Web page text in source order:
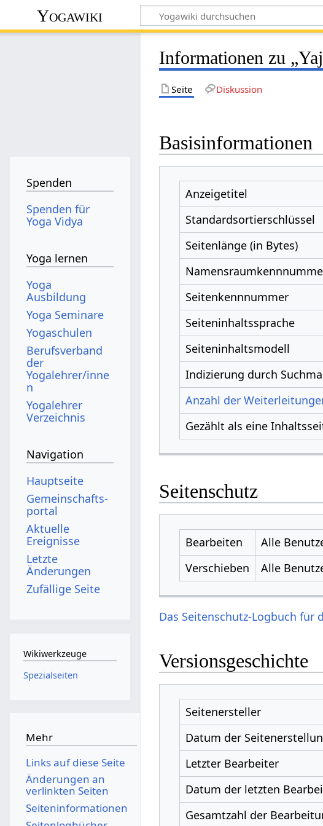
Yogawiki
Informationen zu
Seite Diskussion
Basisinformationen
Anzeigetitel
Standardsortierschlüssel
Seitenlänge (in Bytes)
Seitenkennnummer
Seiteninhaltssprache
Seiteninhaltsmodell
Indizierung durch
Anzahl der
Gezählt als eine
Seitenschutz
Bearbeiten
Alle
Verschieben
Alle
Das Seitenschutz-Logbuch für
Versionsgeschichte
Seitenersteller
Datum der
Letzter Bearbeiter
Datum der letzten
Gesamtzahl der
Spenden
Spenden für
Yoga Vidya
Yoga lernen
Yoga
Ausbildung
Yoga Seminare
Yogaschulen
Berufsverband
der
Yogalehrer/inne
n
Yogalehrer
Verzeichnis
Navigation
Hauptseite
Gemeinschafts­
portal
Aktuelle
Ereignisse
Letzte
Änderungen
Zufällige Seite
Wikiwerkzeuge
Spezialseiten
Mehr
Links auf diese Seite
Änderungen an
verlinkten Seiten
Seiten­­informationen